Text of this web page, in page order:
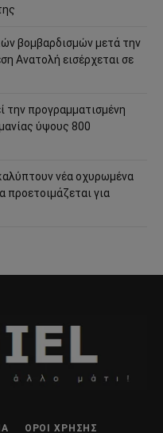
βομβαρδισμών μετά την
Ανατολή εισέρχεται σε
την προγραμματισμένη
ύψους 800
νέα οχυρωμένα
για
ΌΡΟΙ ΧΡΉΣΗΣ